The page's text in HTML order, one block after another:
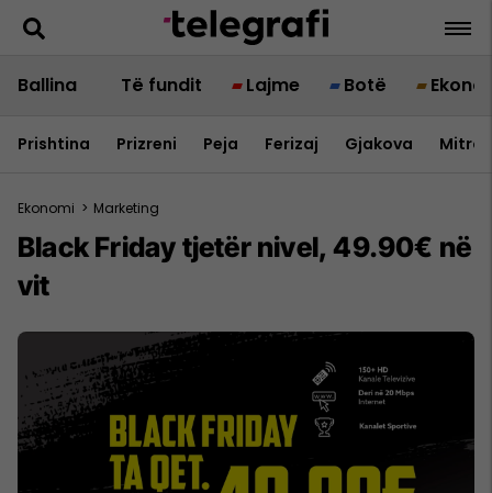
Ballina Të fundit Lajme Botë
Prishtina Prizreni Peja Ferizaj Gjakova
Ekonomi > Marketing
Black Friday tjetër nivel, 49.90€ në
vit